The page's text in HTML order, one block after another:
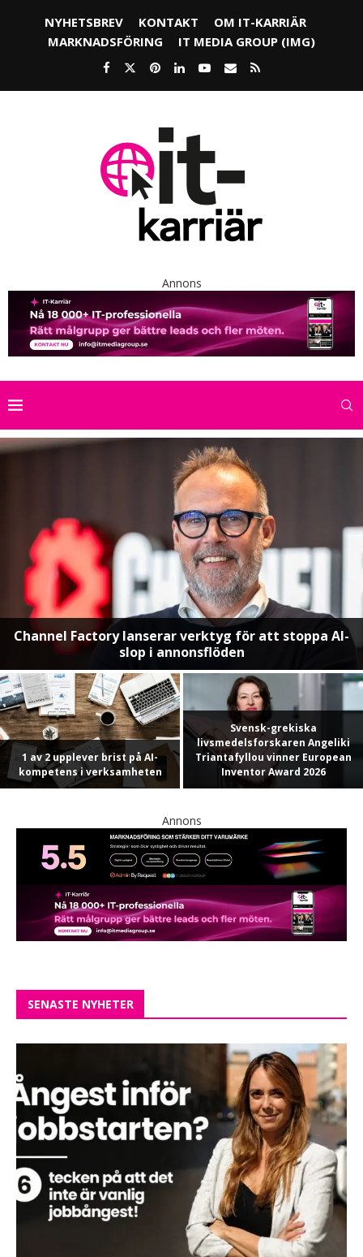
NYHETSBREV KONTAKT
OM IT-KARRIÄR
MARKNADSFÖRING
IT MEDIA GROUP (IMG)
Annons
Channel Factory lanserar verktyg för att stoppa AI-
slop i annonsflöden
1 av 2 upplever brist på AI-
kompetens i verksamheten
Svensk-grekiska
livsmedelsforskaren Angeliki
Triantafyllou vinner European
Inventor Award 2026
Annons
SENASTE NYHETER